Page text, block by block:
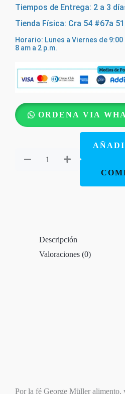
Tiempos de Entrega: 2 a 3
Tienda Física: Cra 54 #67a
Horario: Lunes a Viernes de 9:00
8 am a 2 p.m.
ORDENA VIA
Descripción
Valoraciones (0)
Por la fé George Müller alimento,